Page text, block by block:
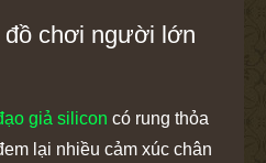
đồ chơi người lớn
giả silicon có rung thỏa
lại nhiều cảm xúc chân